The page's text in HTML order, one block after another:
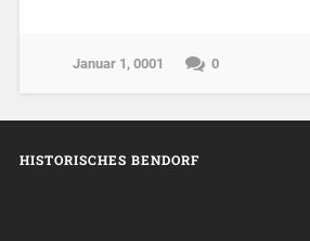
Januar 1, 0001 0
HISTORISCHES BENDORF